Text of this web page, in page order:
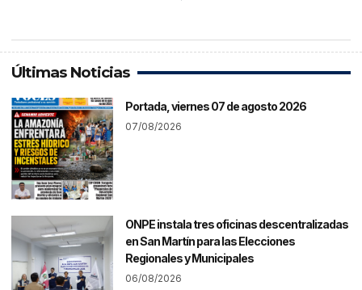
Últimas Noticias
Portada, viernes 07 de agosto 2026
07/08/2026
ONPE instala tres oficinas descentralizadas
en San Martín para las Elecciones
Regionales y Municipales
06/08/2026